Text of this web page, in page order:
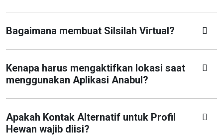
Bagaimana membuat Silsilah Virtual?
Kenapa harus mengaktifkan lokasi saat
menggunakan Aplikasi Anabul?
Apakah Kontak Alternatif untuk Profil
Hewan wajib diisi?